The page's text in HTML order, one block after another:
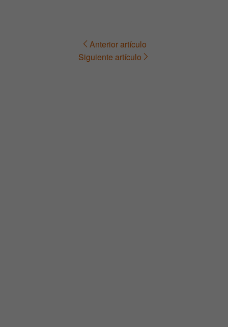
Navegación Anterior artículo
Siguiente artículo